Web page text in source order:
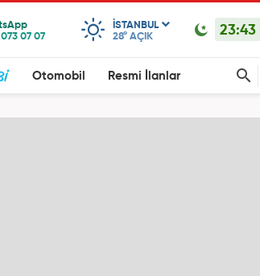
ISTANBUL
28° AÇIK 23:43
Otomobil Resmi İlanlar